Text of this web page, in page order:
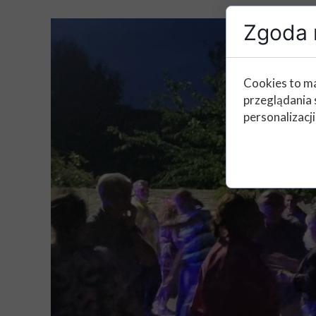
Zgoda
Cookies to
przeglądania